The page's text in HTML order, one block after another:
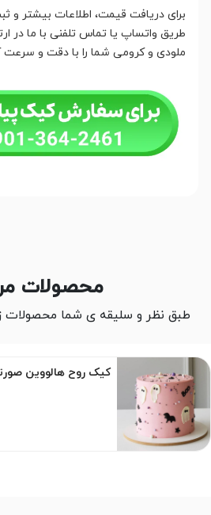
برای دریافت قیمت، اطلاعات بیشتر و
طریق واتساپ یا تماس تلفنی با ما در
ملودی و کرومی شما را با دقت و سرعت
محصولات
طبق نظر و سلیقه ی شما محصولات
کیک روح هالووین